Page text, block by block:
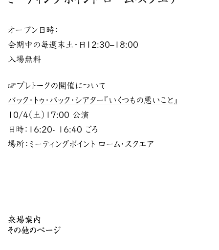
オープン日時：
会期中の毎週末土・日12:30–18:00
入場無料
☞プレトークの開催について
バック・トゥ・バック・シアター『いくつもの悪いこと』
10/4（土）17:00 公演
日時：16:20- 16:40 ごろ
場所：ミーティングポイント ローム・スクエア
来場案内
その他のページ